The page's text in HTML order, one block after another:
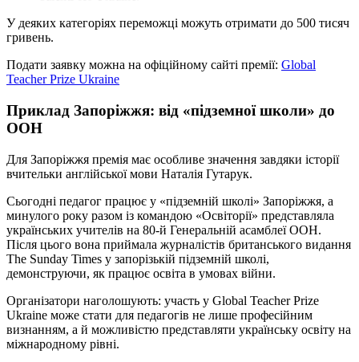
У деяких категоріях переможці можуть отримати до 500 тисяч
гривень.
Подати заявку можна на офіційному сайті премії: Global
Teacher Prize Ukraine
Приклад Запоріжжя: від «підземної школи» до
ООН
Для Запоріжжя премія має особливе значення завдяки історії
вчительки англійської мови Наталія Гутарук.
Сьогодні педагог працює у «підземній школі» Запоріжжя, а
минулого року разом із командою «Освіторії» представляла
українських учителів на 80-й Генеральній асамблеї ООН.
Після цього вона приймала журналістів британського видання
The Sunday Times у запорізькій підземній школі,
демонструючи, як працює освіта в умовах війни.
Організатори наголошують: участь у Global Teacher Prize
Ukraine може стати для педагогів не лише професійним
визнанням, а й можливістю представляти українську освіту на
міжнародному рівні.